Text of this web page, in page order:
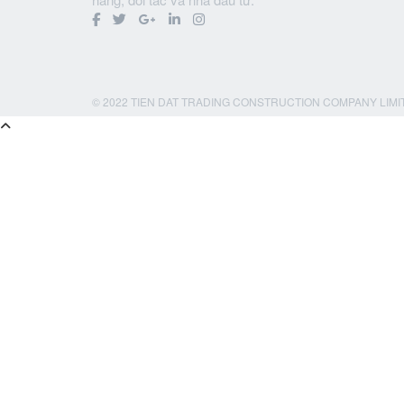
© 2022 TIEN DAT TRADING CONSTRUCTION COMPANY